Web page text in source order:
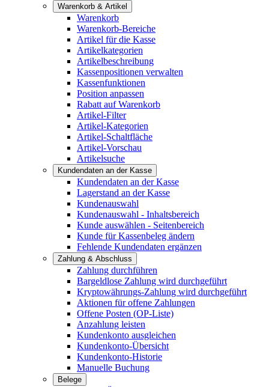
Warenkorb & Artikel
Warenkorb
Warenkorb-Bereiche
Artikel für die Kasse
Artikelkategorien
Artikelbeschreibung
Kassenpositionen verwalten
Kassenfunktionen
Position anpassen
Rabatt auf Warenkorb
Artikel-Filter
Artikel-Kategorien
Artikel-Schaltfläche
Artikel-Vorschau
Artikelsuche
Kundendaten an der Kasse
Kundendaten an der Kasse
Lagerstand an der Kasse
Kundenauswahl
Kundenauswahl - Inhaltsbereich
Kunde auswählen - Seitenbereich
Kunde für Kassenbeleg ändern
Fehlende Kundendaten ergänzen
Zahlung & Abschluss
Zahlung durchführen
Bargeldlose Zahlung wird durchgeführt
Kryptowährungs-Zahlung wird durchgeführt
Aktionen für offene Zahlungen
Offene Posten (OP-Liste)
Anzahlung leisten
Kundenkonto ausgleichen
Kundenkonto-Übersicht
Kundenkonto-Historie
Manuelle Buchung
Belege